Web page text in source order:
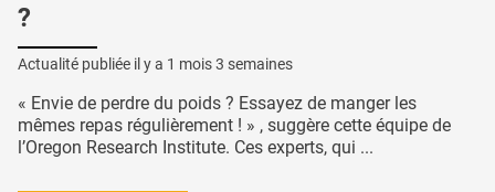
?
Actualité publiée il y a 1 mois 3 semaines
« Envie de perdre du poids ? Essayez de manger les
mêmes repas régulièrement ! » , suggère cette équipe de
l’Oregon Research Institute. Ces experts, qui ...